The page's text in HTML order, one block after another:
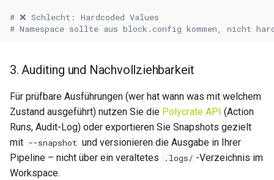
# ❌ Schlecht: Hardcoded Values
# Namespace sollte aus block.config kommen, nicht
3. Auditing und Nachvollziehbarkeit
Für prüfbare Ausführungen (wer hat wann was mit welchem
Zustand ausgeführt) nutzen Sie die Polycrate API (Action
Runs, Audit-Log) oder exportieren Sie Snapshots gezielt
mit --snapshot und versionieren die Ausgabe in Ihrer
Pipeline – nicht über ein veraltetes
.logs/ -Verzeichnis im
Workspace.